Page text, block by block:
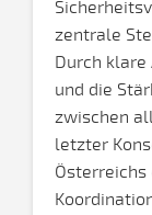
zentrale
Durch
und die
zwischen
letzter
Österreichs